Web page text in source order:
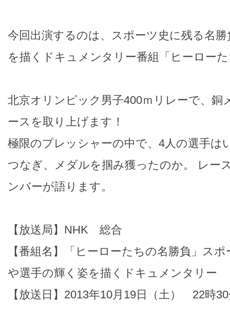
今回出演するのは、スポーツ史に残る名
を描くドキュメンタリー番組「ヒーロー
北京オリンピック男子400ｍリレーで、銅
ースを取り上げます！
極限のプレッシャーの中で、4人の選手は
つなぎ、メダルを掴み獲ったのか。 レー
ンバーが語ります。
【放送局】NHK 総合
【番組名】「ヒーローたちの名勝負」ス
や選手の輝く姿を描くドキュメンタリー
【放送日】2013年10月19日（土） 22時